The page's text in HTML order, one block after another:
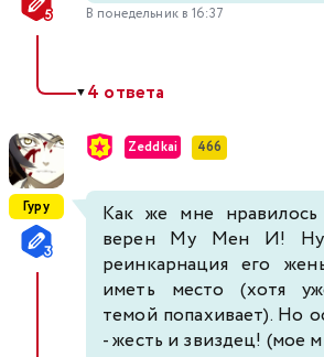
В понедельник в 16:37
▼4 ответа
Гуру
Zeddkai 466
Как же мне
верен Му Мен И! Ну
реинкарнация его
иметь место (хотя
темой попахивает). Но
- жесть и звиздец! (мое